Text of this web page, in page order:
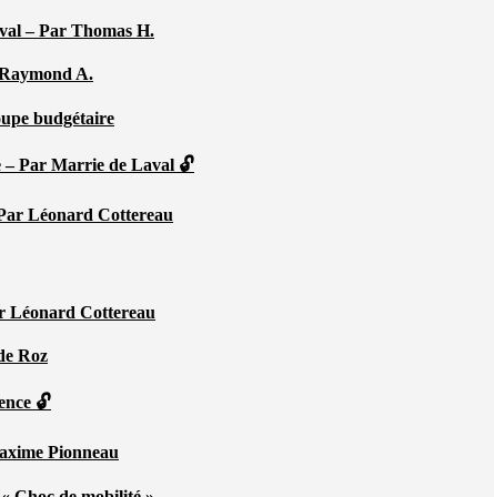
– Par Thomas H.
A.
budgétaire
– Par Marrie de Laval 🔓
Léonard Cottereau
Léonard Cottereau
Roz
🔓
Pionneau